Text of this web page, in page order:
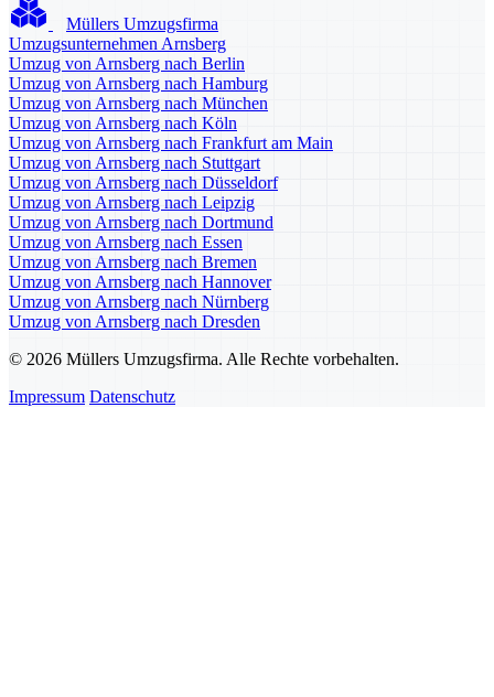
Müllers Umzugsfirma
Umzugsunternehmen Arnsberg
Umzug von Arnsberg nach Berlin
Umzug von Arnsberg nach Hamburg
Umzug von Arnsberg nach München
Umzug von Arnsberg nach Köln
Umzug von Arnsberg nach Frankfurt am Main
Umzug von Arnsberg nach Stuttgart
Umzug von Arnsberg nach Düsseldorf
Umzug von Arnsberg nach Leipzig
Umzug von Arnsberg nach Dortmund
Umzug von Arnsberg nach Essen
Umzug von Arnsberg nach Bremen
Umzug von Arnsberg nach Hannover
Umzug von Arnsberg nach Nürnberg
Umzug von Arnsberg nach Dresden
© 2026 Müllers Umzugsfirma. Alle Rechte vorbehalten.
Impressum Datenschutz